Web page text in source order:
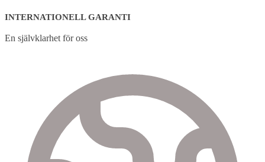
INTERNATIONELL GARANTI
En självklarhet för oss